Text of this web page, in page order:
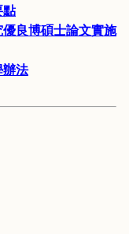
點
良博碩士論文實施
法